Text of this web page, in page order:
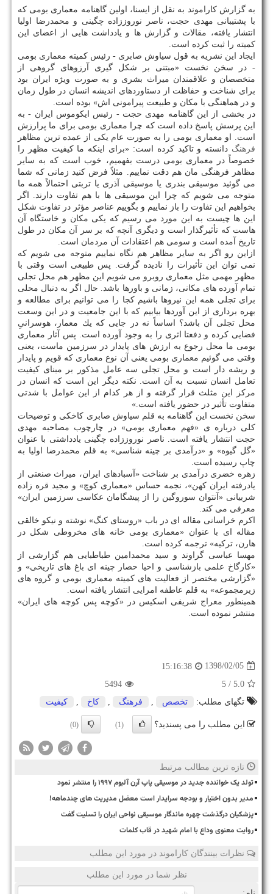
به گزارش كاراموند به نقل از ایسنا، اولین گاهنامه معماری بومی كه
با پشتیبانی مهدی حجت، ناصر نوروززاده چگینی و محمدرضا اولیا
انتشار یافته، مقالات و گزارش ها و یادداشت هایی از اعضای این
كمیته را ثبت كرده است.
ایجاد این نشریه به قول سیاوش صابری - رئیس كمیته معماری بومی
- در سخن نخست «مبتنی بر شكل گیری آرزوهای گروهی از
متخصصان و علاقمندان میراث بشری و به صورت ویژه ایران بود
برای شناخت و حفاظت از دستاوردهای اندیشه انسان در طول زمان
و در هماهنگی با مكان و طبیعت پیرامونی اش» بوده است.
در بخشی از این گاهنامه مهدی حجت - رئیس ایكوموس ایران - به
این پرسش پاسخ داده است كه چرا معماری بومی برای ما پرارزش
است. او معماری بومی را به صورت عام یكی از عمده ترین مظاهر
فرهنگ دانسته و تاكید كرده است: «برای اینكه ما كیفیت مظهر را
خصوصاً در معماری بومی درست بفهمیم، خوب است كه به سایر
مظاهر فرهنگی مان هم دقت نماییم. مثلاً فرض كنید زمانی كه شما
می گوئید موسیقی بندری یا موسیقی آذری یا تربتی احتمالاً همه ما
متوجه می شویم كه چرا این موسیقی ها با هم تفاوت دارند. اگر
بخواهیم این تفاوت را باز نماییم و بگوییم عناصر مؤثر در تفاوت شكل
این ها چیست به این مورد می رسیم كه یكی مكان و خاستگاه آن
هاست كه تأثیرگذار است و دیگری آنچه كه بر سر آن مكان در طول
تاریخ آمده است و سومی هم اعتقادات آن مردمان است.
ازاین رو اگر به سایر مظاهر هم نگاه نماییم متوجه می شویم كه
نمی توان این تأثیرات را نادیده گرفت. پس طبیعی است وقتی با
مظهر مهمی مثل معماری روبرو می شویم این مظهر هم محل تجلی
تمام آورده های مكانی، زمانی و باورها باشد. حال اگر به دنبال محلی
برای تجلی همه این نیروها باشیم كجا را می توانیم برای مطالعه و
بهره برداری از این آوردها بیابیم كه با این جامعیت و در این وسعت
محل تجلی آن باشد؟ اساساً نه در جایی كه یك معمار، هوسرانیِ
فضایی كرده و دفعتا اثری را به وجود آورده است. پس آثار معماری
بومی ما محل رجوع به ارزش های پایدار در سرزمین ماست، یعنی
وقتی می گوئیم معماری بومی یعنی آن نوع معماری كه قویم و پایدار
و ریشه دار است و محل تجلی سه عامل مذكور بر مبنای كیفیت
تعامل انسان نسبت به آن است. نكته دیگر این است كه انسان در
مركز این مثلث قرار گرفته و از هر كدام از این عوامل با شدتی
متفاوت تأثیر در حضور یافته است.»
سخن نخست این گاهنامه به قلم سیاوش صابری كاخكی و توضیحات
كلی درباره ی «فهم معماری بومی» در چارچوب مصاحبه مهدی
حجت انتشار یافته است. ناصر نوروززاده چگینی یادداشتی با عنوان
«گل گیوه» و «درآمدی بر چینه شناسی» به قلم محمدرضا اولیا به
چاپ رسیده است.
زهره خضری درآمدی بر شناخت «آسبادهای ایران، میراث صنعتی از
یادرفته ایران كهن»، نجمه حساس «معماری كوچ» و مجید قره زاده
شربیانی «آنتوان سوروگین را از پیشگامان عكاسی سرزمین ایران»
معرفی می كند.
اكرم خراسانی مقاله ای در باب «روستای كنگ» نوشته و نیكو خالقی
مقاله ای با عنوان «معماری بومی خانه های مخروطی شكل در
هارن، تركیه» ترجمه كرده است.
مهسا عباسی گراوند و سید محمدامین طباطبایی هم گزارشی از
«كارگاخ علمی بازشناسی و احیا حصار چینه ای باغ های تاریخی» و
«گزارشی مختصر از فعالیت های كمیته معماری بومی و گروه های
زیرمجموعه» به قلم عاطفه امرایی انتشار یافته است.
همینطور معراج شریفی اسكیس در «كوچه پس كوچه های ایران»
منتشر نموده است.
1398/02/05
15:16:38
5.0
/ 5
5494
تگهای مطلب:
تخصص , فرهنگ , كاخ , كیفیت
این مطلب را می پسندید؟ (1)
(0)
تازه ترین مطالب مرتبط
تولد یک خواننده جدید در موسیقی پاپ آرن آلبوم ۱۹۹۷ را منتشر نمود
مدیر بدون اختیار و بودجه سرایدار است معضل مدیریت های چندماهه!
پزشکیان درگذشت چهره ماندگار موسیقی نواحی ایران را تسلیت گفت
روایت معنوی وداع با امام شهید در قاب کلمات
نظرات بینندگان کاراموند در مورد این مطلب
نظر شما در مورد این مطلب